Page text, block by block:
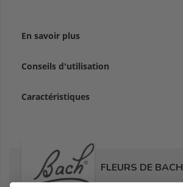
En savoir plus
Conseils d'utilisation
Caractéristiques
FLEURS DE BACH